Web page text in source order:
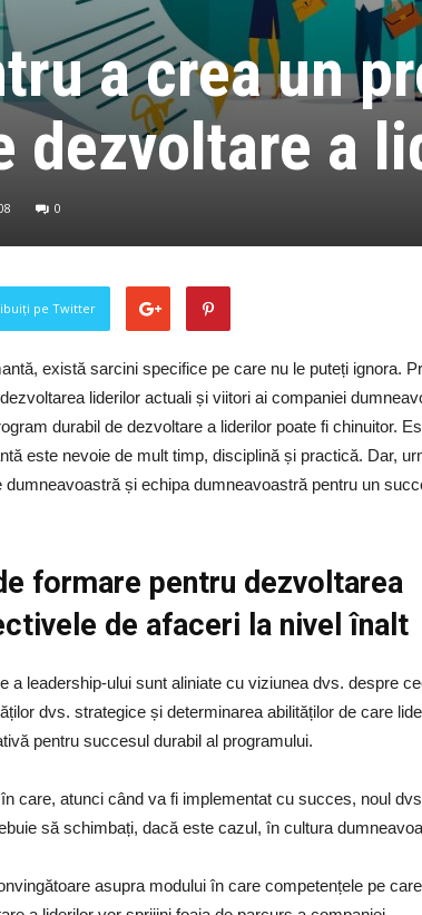
a crea un
dezvoltare a
0
pe Twitter
există sarcini specifice pe care nu le puteți ignora.
liderilor actuali și viitori ai companiei
durabil de dezvoltare a liderilor poate fi chinuitor.
este nevoie de mult timp, disciplină și practică. Dar,
și echipa dumneavoastră pentru un
formare pentru dezvoltarea
de afaceri la nivel înalt
a leadership-ului sunt aliniate cu viziunea dvs. despre
dvs. strategice și determinarea abilităților de care
pentru succesul durabil al programului.
care, atunci când va fi implementat cu succes, noul
să schimbați, dacă este cazul, în cultura
asupra modului în care competențele pe